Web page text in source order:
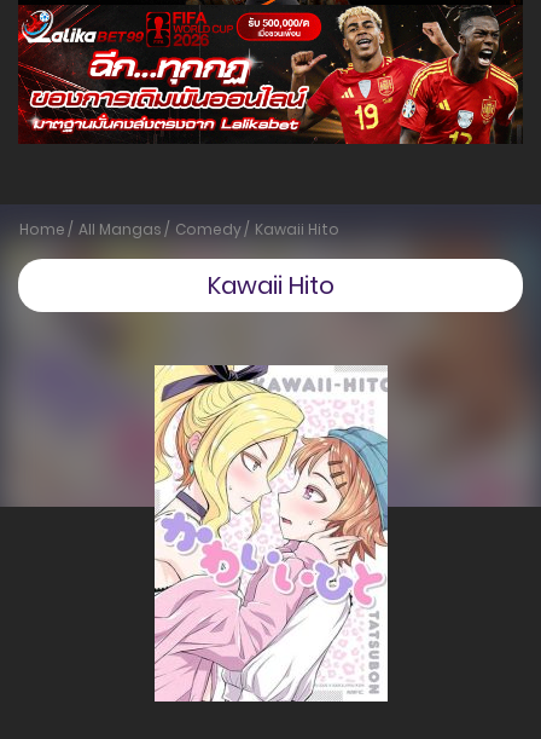
Home All Mangas Comedy Kawaii Hito
Kawaii Hito